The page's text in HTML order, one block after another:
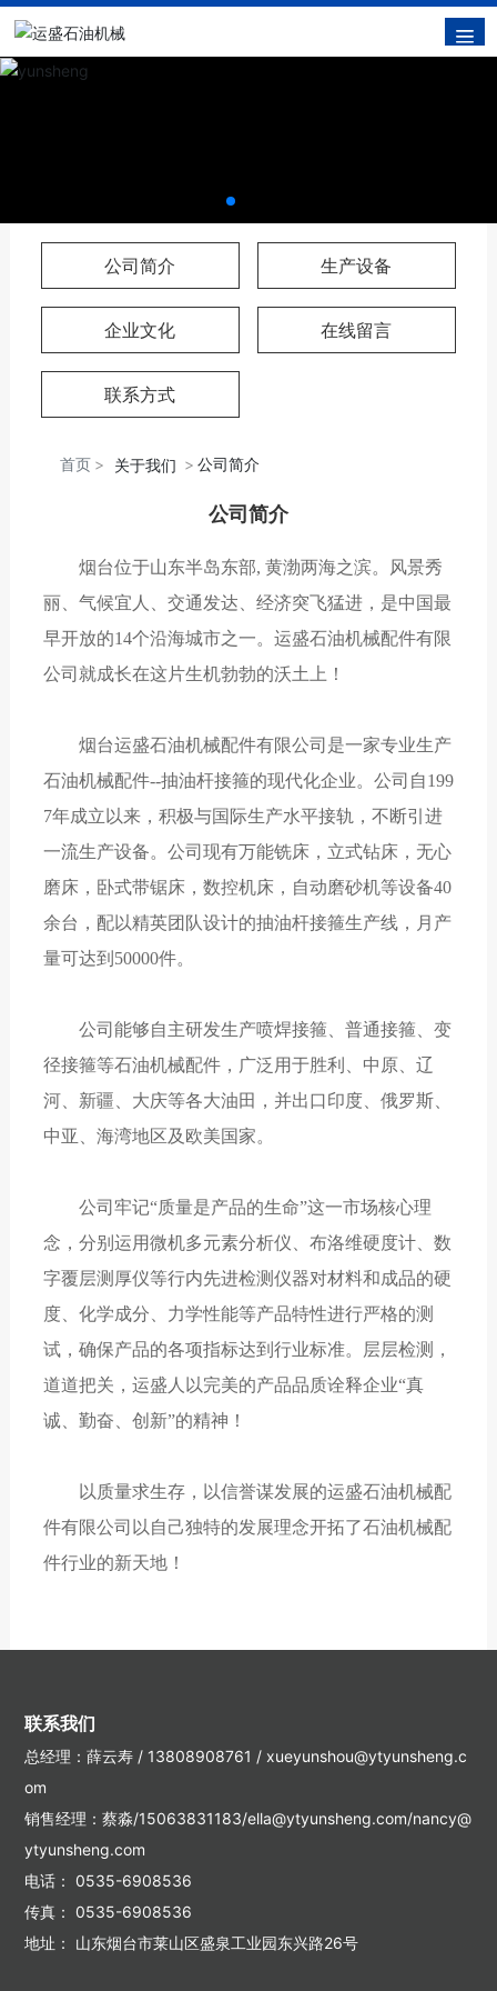
公司简介 生产设备
企业文化 在线留言
联系方式
首页 关于我们 公司简介
公司简介
烟台位于山东半岛东部, 黄渤两海之滨。风景秀
丽、气候宜人、交通发达、经济突飞猛进，是中国最
早开放的14个沿海城市之一。运盛石油机械配件有限
公司就成长在这片生机勃勃的沃土上！
烟台运盛石油机械配件有限公司是一家专业生产
石油机械配件--抽油杆接箍的现代化企业。公司自199
7年成立以来，积极与国际生产水平接轨，不断引进
一流生产设备。公司现有万能铣床，立式钻床，无心
磨床，卧式带锯床，数控机床，自动磨砂机等设备40
余台，配以精英团队设计的抽油杆接箍生产线，月产
量可达到50000件。
公司能够自主研发生产喷焊接箍、普通接箍、变
径接箍等石油机械配件，广泛用于胜利、中原、辽
河、新疆、大庆等各大油田，并出口印度、俄罗斯、
中亚、海湾地区及欧美国家。
公司牢记“质量是产品的生命”这一市场核心理
念，分别运用微机多元素分析仪、布洛维硬度计、数
字覆层测厚仪等行内先进检测仪器对材料和成品的硬
度、化学成分、力学性能等产品特性进行严格的测
试，确保产品的各项指标达到行业标准。层层检测，
道道把关，运盛人以完美的产品品质诠释企业“真
诚、勤奋、创新”的精神！
以质量求生存，以信誉谋发展的运盛石油机械配
件有限公司以自己独特的发展理念开拓了石油机械配
件行业的新天地！
联系我们
总经理：薛云寿 / 13808908761 /xueyunshou@ytyunsheng.c
om
销售经理：蔡淼/15063831183/ella@ytyunsheng.com/nancy@
ytyunsheng.com
电话： 0535-6908536
传真： 0535-6908536
地址： 山东烟台市莱山区盛泉工业园东兴路26号